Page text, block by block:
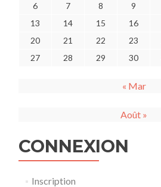
6
7 8 9
13
14 15 16
20
21 22 23
27
28 29 30
« Mar
Août »
CONNEXION
Inscription